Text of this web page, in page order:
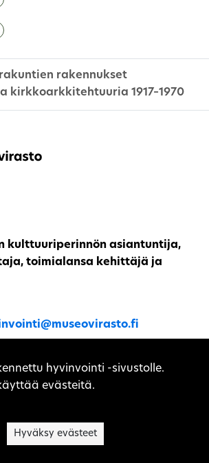
rakennukset
kirkkoarkkitehtuuria 1917–1970
kulttuuriperinnön asiantuntija,
toimialansa kehittäjä ja
evästeet
hyvinvointi -sivustolle.
evästeitä.
Hyväksy evästeet